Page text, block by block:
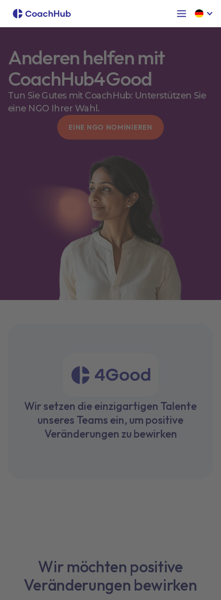
Anderen helfen mit
CoachHub4Good
Tun Sie Gutes mit CoachHub: Unterstützen Sie
eine NGO Ihrer Wahl.
EINE NGO NOMINIEREN
Wir setzen die einzigartigen Talente
unseres Teams ein, um positive
Veränderungen zu bewirken
Wir möchten positive
Veränderungen bewirken